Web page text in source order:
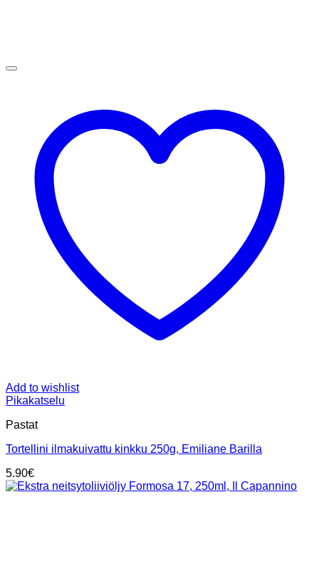
Add to wishlist
Pikakatselu
Pastat
Tortellini ilmakuivattu kinkku 250g, Emiliane Barilla
5.90€